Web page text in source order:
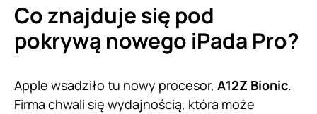
Co znajduje się pod
pokrywą nowego iPada Pro?
Apple wsadziło tu nowy procesor, A12Z Bionic.
Firma chwali się wydajnością, która może